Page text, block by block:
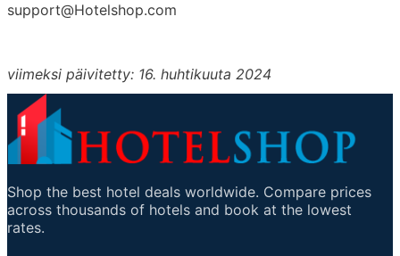
support@Hotelshop.com
viimeksi päivitetty: 16. huhtikuuta 2024
Shop the best hotel deals worldwide. Compare prices
across thousands of hotels and book at the lowest
rates.